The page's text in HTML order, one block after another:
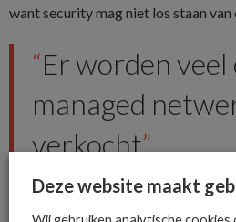
want security mag niet los staan van
Er worden veel
managed
verkocht
Nu komen managed services in
Deze website maakt